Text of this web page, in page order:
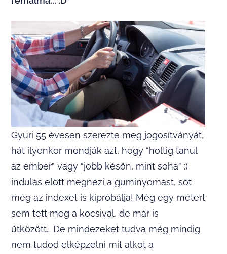
Gyuri 55 évesen szerezte meg jogosítványát,
hát ilyenkor mondják azt, hogy “holtig tanul
az ember” vagy “jobb későn, mint soha” :)
indulás előtt megnézi a guminyomást, sőt
még az indexet is kipróbálja! Még egy métert
sem tett meg a kocsival, de már is
ütközött… De mindezeket tudva még mindig
nem tudod elképzelni mit alkot a